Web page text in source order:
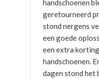
maar dat
Samen tot
gekomen:
binnen enkele
al op mijn